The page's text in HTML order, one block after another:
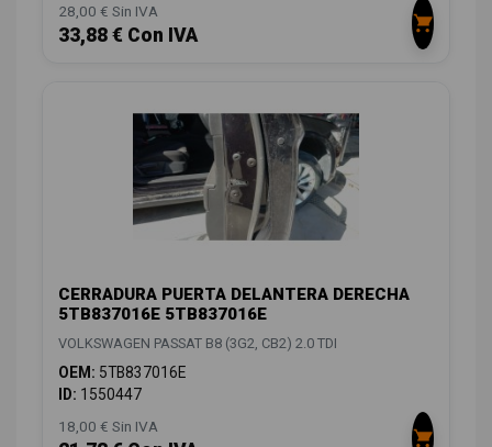
28,00 € Sin IVA
33,88 € Con IVA
CERRADURA PUERTA DELANTERA DERECHA
5TB837016E 5TB837016E
VOLKSWAGEN PASSAT B8 (3G2, CB2) 2.0 TDI
OEM: 5TB837016E
ID: 1550447
18,00 € Sin IVA